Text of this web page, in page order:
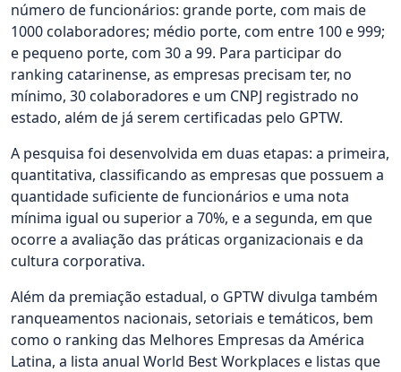
número de funcionários: grande porte, com mais de
1000 colaboradores; médio porte, com entre 100 e 999;
e pequeno porte, com 30 a 99. Para participar do
ranking catarinense, as empresas precisam ter, no
mínimo, 30 colaboradores e um CNPJ registrado no
estado, além de já serem certificadas pelo GPTW.
A pesquisa foi desenvolvida em duas etapas: a primeira,
quantitativa, classificando as empresas que possuem a
quantidade suficiente de funcionários e uma nota
mínima igual ou superior a 70%, e a segunda, em que
ocorre a avaliação das práticas organizacionais e da
cultura corporativa.
Além da premiação estadual, o GPTW divulga também
ranqueamentos nacionais, setoriais e temáticos, bem
como o ranking das Melhores Empresas da América
Latina, a lista anual World Best Workplaces e listas que